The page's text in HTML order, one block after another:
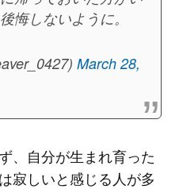
悔しないように。
March 28,
、自分が生まれ育った
寂しいと感じる人が多